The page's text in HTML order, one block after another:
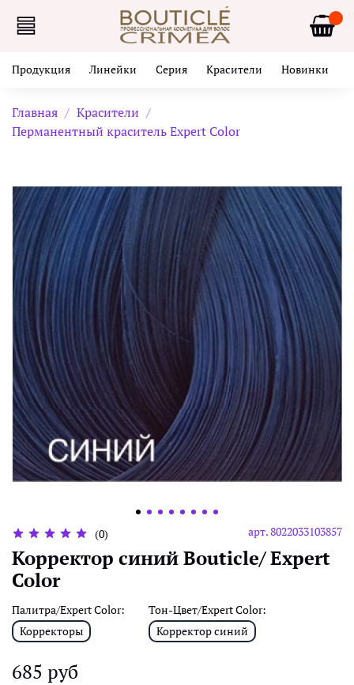
Продукция Линейки Серия Красители Новинки
Главная
Красители
Перманентный краситель Expert Color
(0) арт.8022033103857
Корректор синий Bouticle/ Expert
Color
Палитра/Expert Color:
Корректоры
Тон-Цвет/Expert Color:
Корректор синий
685 руб